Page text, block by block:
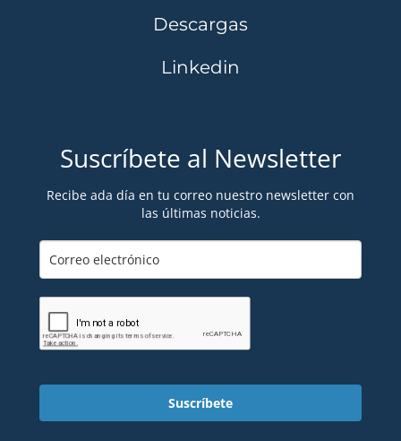
Descargas
Linkedin
Suscríbete al Newsletter
Recibe ada día en tu correo nuestro newsletter con
las últimas noticias.
Suscríbete